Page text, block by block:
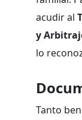
acudir al
y
lo
Tanto